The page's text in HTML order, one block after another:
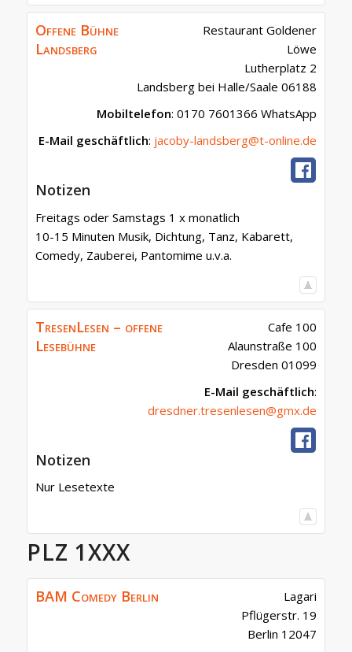
Offene Bühne
Landsberg
Restaurant Goldener
Löwe
Lutherplatz 2
Landsberg bei Halle/Saale 06188
Mobiltelefon: 0170 7601366 WhatsApp
E-Mail geschäftlich: jacoby-landsberg@t-online.de
Notizen
Freitags oder Samstags 1 x monatlich
10-15 Minuten Musik, Dichtung, Tanz, Kabarett,
Comedy, Zauberei, Pantomime u.v.a.
TresenLesen – offene
Lesebühne
Cafe 100
Alaunstraße 100
Dresden 01099
E-Mail geschäftlich:
dresdner.tresenlesen@gmx.de
Notizen
Nur Lesetexte
PLZ 1XXX
BAM Comedy Berlin
Lagari
Pflügerstr. 19
Berlin 12047